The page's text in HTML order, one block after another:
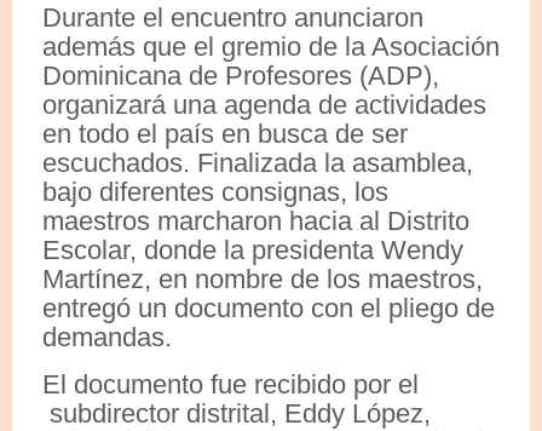
Durante el encuentro anunciaron
además que el gremio de la Asociación
Dominicana de Profesores (ADP),
organizará una agenda de actividades
en todo el país en busca de ser
escuchados. Finalizada la asamblea,
bajo diferentes consignas, los
maestros marcharon hacia al Distrito
Escolar, donde la presidenta Wendy
Martínez, en nombre de los maestros,
entregó un documento con el pliego de
demandas.
El documento fue recibido por el
subdirector distrital, Eddy López,